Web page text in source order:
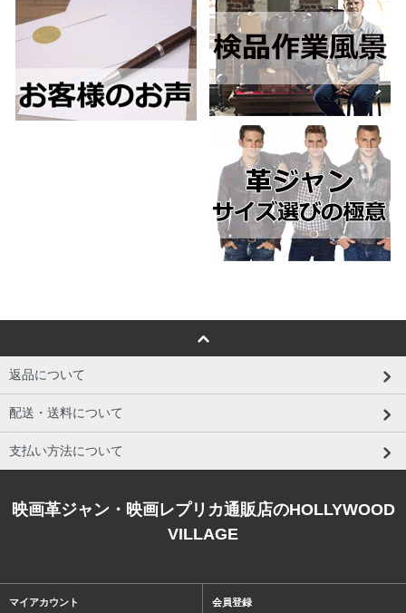
返品について
配送・送料について
支払い方法について
映画革ジャン・映画レプリカ通販店のHOLLYWOOD
VILLAGE
マイアカウント 会員登録